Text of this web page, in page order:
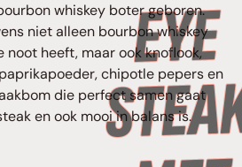
whiskey boter geboren.
niet alleen bourbon whiskey
noot heeft, maar ook knoflook,
chipotle pepers en
die perfect samen gaat
en ook mooi in balans is.